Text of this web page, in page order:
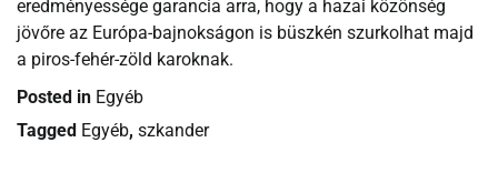
eredményessége garancia arra, hogy a hazai közönség
jövőre az Európa-bajnokságon is büszkén szurkolhat majd
a piros-fehér-zöld karoknak.
Posted in Egyéb
Tagged Egyéb, szkander